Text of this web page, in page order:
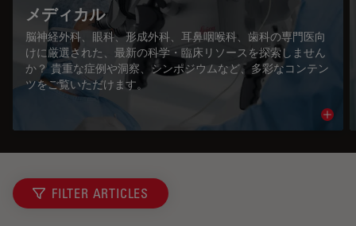
メディカル
脳神経外科、眼科、形成外科、耳鼻咽喉科、歯科の専門医向
けに厳選された、最新の科学・臨床リソースを探索しません
か？ 貴重な症例や洞察、シンポジウムなど、多彩なコンテン
ツをご覧いただけます。
FILTER ARTICLES